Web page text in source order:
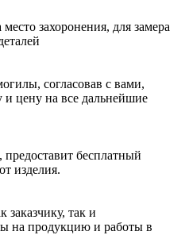
захоронения, для замера
согласовав с вами,
и цену на все дальнейшие
бесплатный
изделия.
заказчику, так и
на продукцию и работы в